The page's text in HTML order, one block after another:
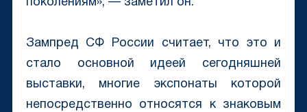
поколениям», — заметил он.
Зампред СФ России считает, что это и
стало основной идеей сегодняшней
выставки, многие экспонаты которой
непосредственно относятся к знаковым